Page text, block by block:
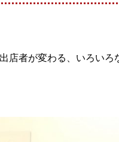
店者が変わる、いろい